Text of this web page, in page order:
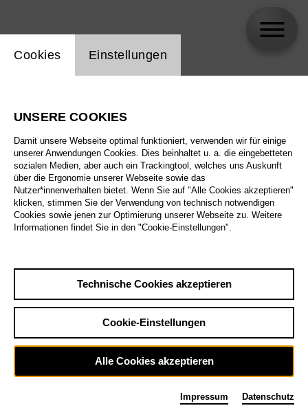
Alle Sparten
Alle Spielstätten
Alle Merkmale
Sa29.8.
Großes Haus
12:00 Eröffnungswochenende
Einstellung Website Cookie
Cookies Einstellungen
UNSERE COOKIES
Damit unsere Webseite optimal funktioniert, verwenden wir für einige
unserer Anwendungen Cookies. Dies beinhaltet u. a. die eingebetteten
sozialen Medien, aber auch ein Trackingtool, welches uns Auskunft
über die Ergonomie unserer Webseite sowie das
Nutzer*innenverhalten bietet. Wenn Sie auf "Alle Cookies akzeptieren"
klicken, stimmen Sie der Verwendung von technisch notwendigen
Cookies sowie jenen zur Optimierung unserer Webseite zu. Weitere
Informationen findet Sie in den "Cookie-Einstellungen".
Technische Cookies akzeptieren
Cookie-Einstellungen
Alle Cookies akzeptieren
Impressum Datenschutz